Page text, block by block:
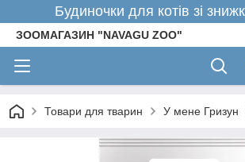
Будиночки для котів зі
ЗООМАГАЗИН "NAVAGU ZOO"
Товари для тварин У мене Гризун